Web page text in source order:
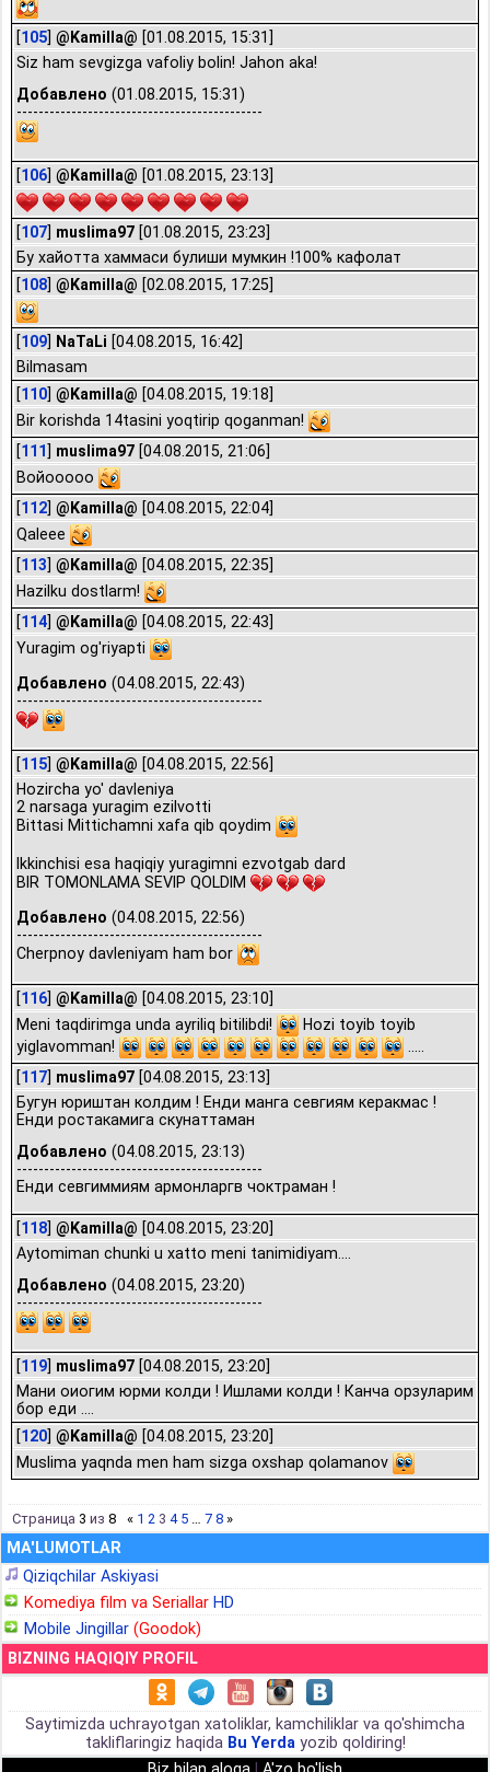
[105] @Kamilla@ [01.08.2015, 15:31]
Siz ham sevgizga vafoliy bolin! Jahon aka!
Добавлено (01.08.2015, 15:31)
---------------------------------------------
[106] @Kamilla@ [01.08.2015, 23:13]
[107] muslima97 [01.08.2015, 23:23]
Бу хайотта хаммаси булиши мумкин !100% кафолат
[108] @Kamilla@ [02.08.2015, 17:25]
[109] NaTaLi [04.08.2015, 16:42]
Bilmasam
[110] @Kamilla@ [04.08.2015, 19:18]
Bir korishda 14tasini yoqtirip qoganman!
[111] muslima97 [04.08.2015, 21:06]
Войооооо
[112] @Kamilla@ [04.08.2015, 22:04]
Qaleee
[113] @Kamilla@ [04.08.2015, 22:35]
Hazilku dostlarm!
[114] @Kamilla@ [04.08.2015, 22:43]
Yuragim og'riyapti
Добавлено (04.08.2015, 22:43)
---------------------------------------------
[115] @Kamilla@ [04.08.2015, 22:56]
Hozircha yo' davleniya
2 narsaga yuragim ezilvotti
Bittasi Mittichamni xafa qib qoydim
Ikkinchisi esa haqiqiy yuragimni ezvotgab dard
BIR TOMONLAMA SEVIP QOLDIM
Добавлено (04.08.2015, 22:56)
---------------------------------------------
Cherpnoy davleniyam ham bor
[116] @Kamilla@ [04.08.2015, 23:10]
Meni taqdirimga unda ayriliq bitilibdi!
Hozi toyib toyib
yiglavomman!
[117] muslima97 [04.08.2015, 23:13]
Бугун юриштан колдим ! Енди манга севгиям керакмас !
Енди ростакамига скунаттаман
Добавлено (04.08.2015, 23:13)
---------------------------------------------
Енди севгиммиям армонларгв чоктраман !
[118] @Kamilla@ [04.08.2015, 23:20]
Aytomiman chunki u xatto meni tanimidiyam....
Добавлено (04.08.2015, 23:20)
---------------------------------------------
[119] muslima97 [04.08.2015, 23:20]
Мани оиогим юрми колди ! Ишлами колди ! Канча орзуларим
бор еди ....
[120] @Kamilla@ [04.08.2015, 23:20]
Muslima yaqnda men ham sizga oxshap qolamanov
Страница 3 из 8 « 1 2 3 4 5 … 7 8 »
MA'LUMOTLAR
Qiziqchilar Askiyasi
Komediya film va Seriallar HD
Mobile Jingillar (Goodok)
BIZNING HAQIQIY PROFIL
Saytimizda uchrayotgan xatoliklar, kamchiliklar va qo'shimcha
takliflaringiz haqida Bu Yerdayozib qoldiring!